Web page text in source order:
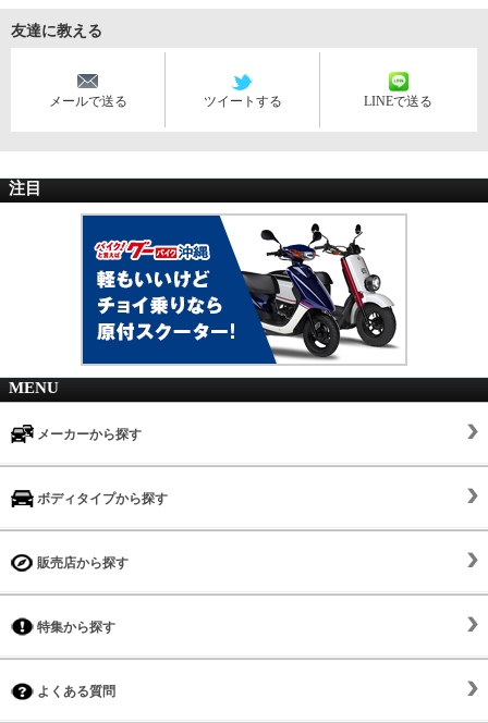
友達に教える
メールで送る ツイートする LINEで送る
注目
MENU
メーカーから探す
ボディタイプから探す
販売店から探す
特集から探す
よくある質問